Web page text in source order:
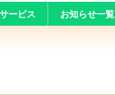
ービス お知らせ一覧